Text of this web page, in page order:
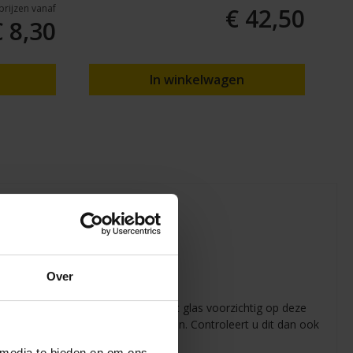
Over
vanaf
8,30 € 42,50
In winkelwagen
Vervolgens “breekt” u het glas voorzichtig op deze
op een rechte glassnede erg klein. Controleert u dit dan ook